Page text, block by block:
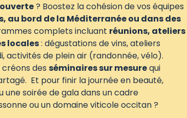
? Boostez la cohésion de vos équipes
au bord de la Méditerranée ou dans des
complets incluant réunions, ateliers
locales: dégustations de vins, ateliers
activités de plein air (randonnée, vélo).
des séminaires sur mesurequi
Et pour finir la journée en beauté,
soirée de gala dans un cadre
ou un domaine viticole occitan ?